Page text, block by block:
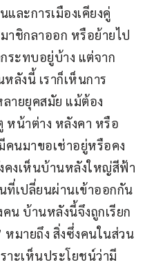
ละการเมืองเคียงคู่
าชิกลาออก หรือย้ายไป
ระทบอยู่บ้าง แต่จาก
ลังนี้ เราก็เห็นการ
ายยุคสมัย แม้ต้อง
น้าต่าง หลังคา หรือ
คนมาขอเช่าอยู่หรือคง
คงเห็นบ้านหลังใหญ่สีฟ้า
เปลี่ยนผ่านเข้าออกกัน
น บ้านหลังนี้จึงถูกเรียก
หมายถึง สิ่งซึ่งคนในส่วน
าะเห็นประโยชน์ว่ามี